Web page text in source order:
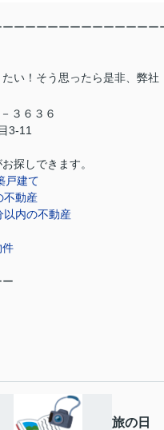
ーーーーーーーーーーーー
い！そう思ったら是非、弊
３６３６
3-11
探しできます。
戸建て
不動産
以内の不動産
件
旅の日